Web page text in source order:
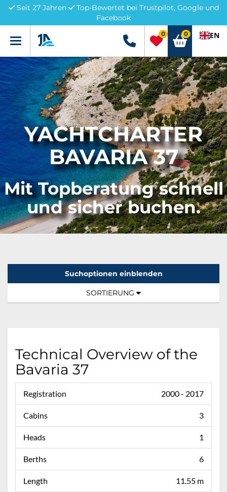
Seit 27 Jahren
Top-Bewertet bei Trustpilot, Google und
Facebook
Menü +49 5741 3222690
0 0 EN
YACHTCHARTER
BAVARIA 37
Mit Topberatung schnell
und sicher buchen.
Suchoptionen einblenden
TOGGLE NAVIGATION
SORTIERUNG
Technical Overview of the
Bavaria 37
Registration 2000 - 2017
Cabins 3
Heads 1
Berths 6
Length 11.55 m